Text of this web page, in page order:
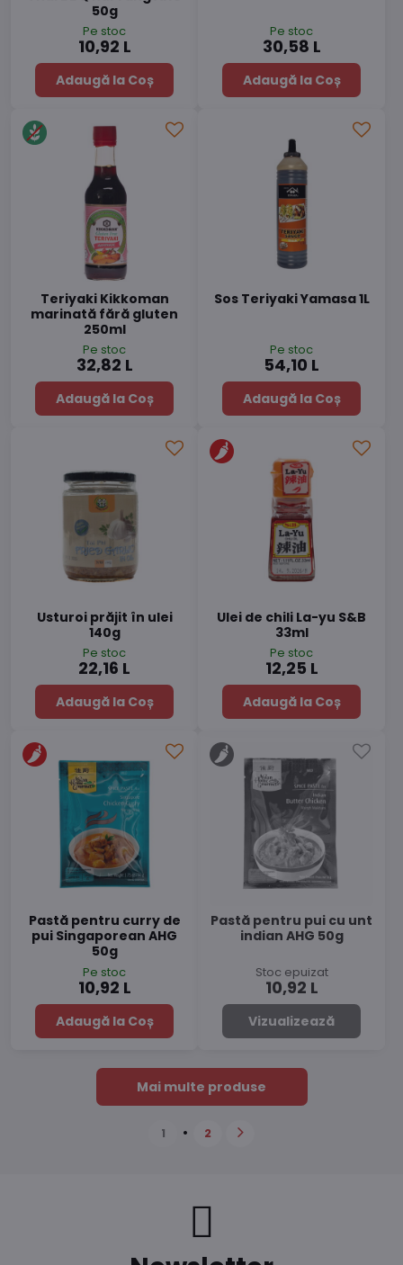
50g
Pe stoc
10,92 L
Adaugă la Coș
Pe stoc
30,58 L
Adaugă la Coș
Teriyaki Kikkoman
marinată fără gluten
250ml
Pe stoc
32,82 L
Adaugă la Coș
Sos Teriyaki Yamasa 1L
Pe stoc
54,10 L
Adaugă la Coș
Usturoi prăjit în ulei
140g
Pe stoc
22,16 L
Adaugă la Coș
Ulei de chili La-yu S&B
33ml
Pe stoc
12,25 L
Adaugă la Coș
Pastă pentru curry de
pui Singaporean AHG
50g
Pe stoc
10,92 L
Adaugă la Coș
Pastă pentru pui cu unt
indian AHG 50g
Stoc epuizat
10,92 L
Vizualizează
Mai multe produse
1 2